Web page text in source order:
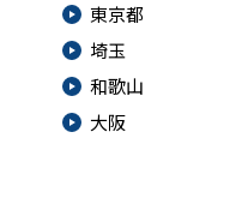
東京都
埼玉
和歌山
大阪